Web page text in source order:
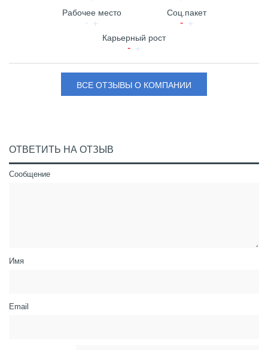
Рабочее место Соц.пакет
Карьерный рост
ВСЕ ОТЗЫВЫ О КОМПАНИИ
ОТВЕТИТЬ НА ОТЗЫВ
Сообщение
Имя
Email